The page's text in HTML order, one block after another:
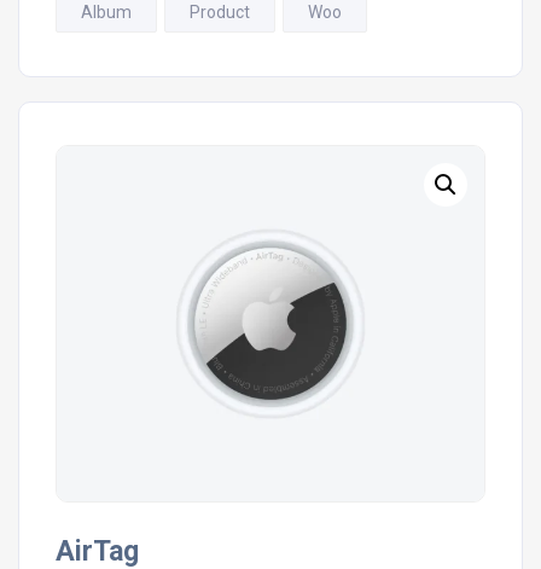
Album Product Woo
AirTag